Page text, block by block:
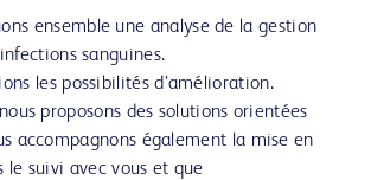
ensemble une analyse de la gestion
sanguines.
les possibilités d’amélioration.
proposons des solutions orientées
accompagnons également la mise en
le suivi avec vous et que